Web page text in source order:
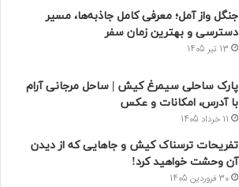
جنگل واز آمل؛ معرفی کامل جاذبه‌ها، مسیر
دسترسی و بهترین زمان سفر
13 تیر 1405
پارک ساحلی سیمرغ کیش | ساحل مرجانی آرام
با آدرس، امکانات و عکس
11 خرداد 1405
تفریحات ترسناک کیش و جاهایی که از دیدن
آن وحشت خواهید کرد!
30 فروردین 1405